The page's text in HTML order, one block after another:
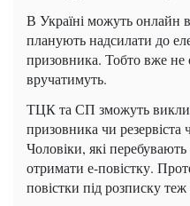
В Україні можуть онлайн
планують надсилати до
призовника. Тобто вже не
вручатимуть.
ТЦК та СП зможуть
призовника чи резервіста
Чоловіки, які
отримати е-повістку.
повістки під розписку